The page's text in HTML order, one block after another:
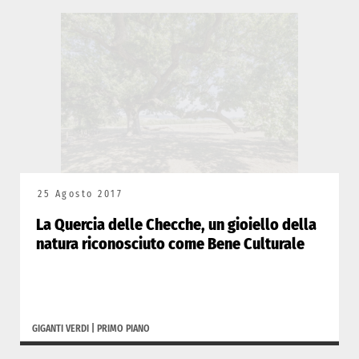
25 Agosto 2017
La Quercia delle Checche, un gioiello della
natura riconosciuto come Bene Culturale
GIGANTI VERDI PRIMO PIANO